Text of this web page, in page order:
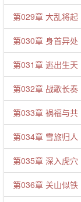
第029章 大乱将起
第030章 身首异处
第031章 逃出生天
第032章 战歌长奏
第033章 祸福与共
第034章 雪旅归人
第035章 深入虎穴
第036章 关山似铁